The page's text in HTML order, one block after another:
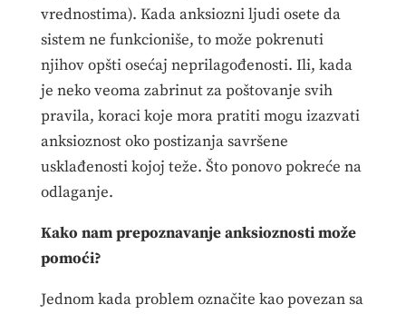
vrednostima). Kada anksiozni ljudi osete da
sistem ne funkcioniše, to može pokrenuti
njihov opšti osećaj neprilagođenosti. Ili, kada
je neko veoma zabrinut za poštovanje svih
pravila, koraci koje mora pratiti mogu izazvati
anksioznost oko postizanja savršene
usklađenosti kojoj teže. Što ponovo pokreće na
odlaganje.
Kako nam prepoznavanje anksioznosti može
pomoći?
Jednom kada problem označite kao povezan sa